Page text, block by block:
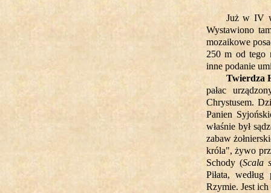
Już w IV
Wystawiono
mozaikowe
250 m od tego
inne podanie
Twierdza
pałac
Chrystusem.
Panien
właśnie był
zabaw
króla", żywo
Schody (Scala
Piłata,
Rzymie. Jest